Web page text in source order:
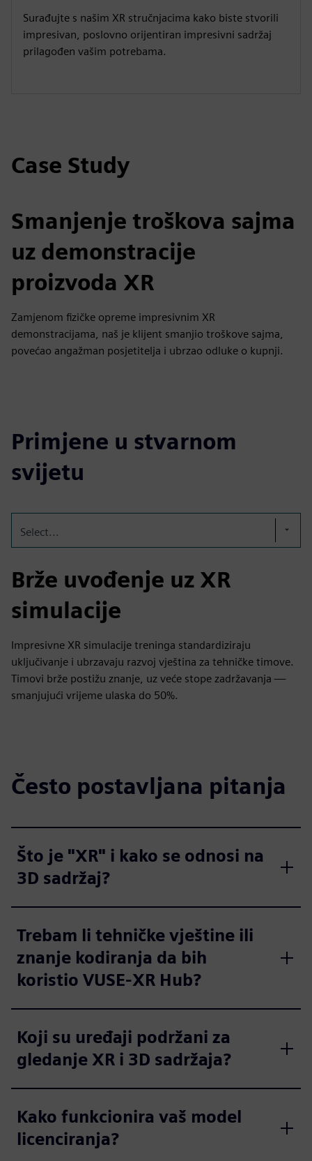
Surađujte s našim XR stručnjacima kako biste stvorili
impresivan, poslovno orijentiran impresivni sadržaj
prilagođen vašim potrebama.
Case Study
Smanjenje troškova sajma
uz demonstracije
proizvoda XR
Zamjenom fizičke opreme impresivnim XR
demonstracijama, naš je klijent smanjio troškove sajma,
povećao angažman posjetitelja i ubrzao odluke o kupnji.
Primjene u stvarnom
svijetu
Select...
Brže uvođenje uz XR
simulacije
Impresivne XR simulacije treninga standardiziraju
uključivanje i ubrzavaju razvoj vještina za tehničke timove.
Timovi brže postižu znanje, uz veće stope zadržavanja —
smanjujući vrijeme ulaska do 50%.
Često postavljana pitanja
Što je "XR" i kako se odnosi na
3D sadržaj?
Trebam li tehničke vještine ili
znanje kodiranja da bih
koristio VUSE-XR Hub?
Koji su uređaji podržani za
gledanje XR i 3D sadržaja?
Kako funkcionira vaš model
licenciranja?